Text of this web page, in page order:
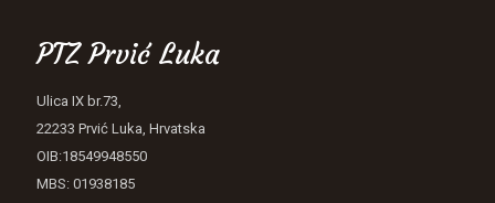
PTZ Prvić Luka
Ulica IX br.73,
22233 Prvić Luka, Hrvatska
OIB:18549948550
MBS: 01938185